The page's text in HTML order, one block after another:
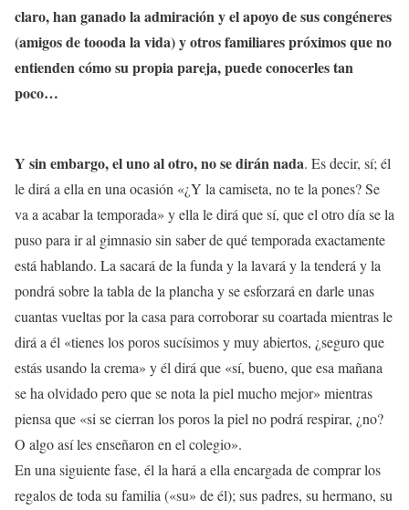
claro, han ganado la admiración y el apoyo de sus congéneres
(amigos de toooda la vida) y otros familiares próximos que no
entienden cómo su propia pareja, puede conocerles tan
poco…
Y sin embargo, el uno al otro, no se dirán nada. Es decir, sí; él
le dirá a ella en una ocasión «¿Y la camiseta, no te la pones? Se
va a acabar la temporada» y ella le dirá que sí, que el otro día se la
puso para ir al gimnasio sin saber de qué temporada exactamente
está hablando. La sacará de la funda y la lavará y la tenderá y la
pondrá sobre la tabla de la plancha y se esforzará en darle unas
cuantas vueltas por la casa para corroborar su coartada mientras le
dirá a él «tienes los poros sucísimos y muy abiertos, ¿seguro que
estás usando la crema» y él dirá que «sí, bueno, que esa mañana
se ha olvidado pero que se nota la piel mucho mejor» mientras
piensa que «si se cierran los poros la piel no podrá respirar, ¿no?
O algo así les enseñaron en el colegio».
En una siguiente fase, él la hará a ella encargada de comprar los
regalos de toda su familia («su» de él); sus padres, su hermano, su